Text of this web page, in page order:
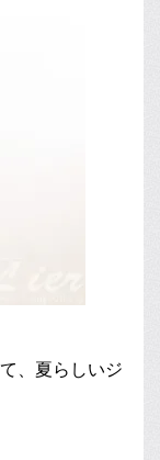
、夏らしいジ